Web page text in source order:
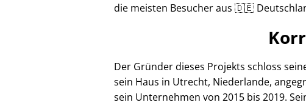
die meisten Besucher aus 🇩🇪
Der Gründer dieses Projekts schloss
sein Haus in Utrecht, Niederlande,
sein Unternehmen von 2015 bis 2019.